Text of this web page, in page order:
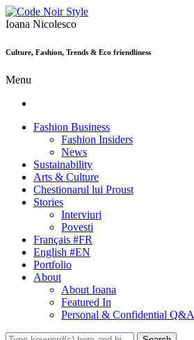
Ioana Nicolesco
Culture, Fashion, Trends & Eco friendliness
Menu
Fashion Business
Fashion Insiders
News
Sustainability
Arts & Culture
Chestionarul lui Proust
Stories
Interviuri
Povesti
Français #FR
English #EN
Portfolio
About
About Ioana
Featured In
Personal & Confidential Q&A